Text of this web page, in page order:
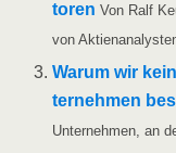
to­ren Von Ralf
von
War­um wir
ter­neh­men
Unter­neh­men, an